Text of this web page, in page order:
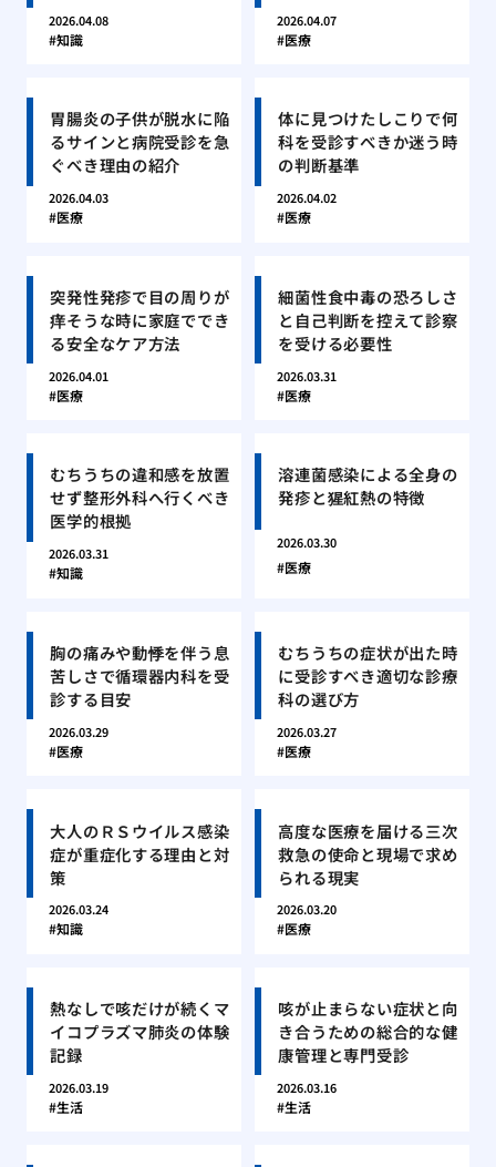
2026.04.08
知識
2026.04.07
医療
胃腸炎の子供が脱水に陥
るサインと病院受診を急
ぐべき理由の紹介
2026.04.03
医療
体に見つけたしこりで何
科を受診すべきか迷う時
の判断基準
2026.04.02
医療
突発性発疹で目の周りが
痒そうな時に家庭ででき
る安全なケア方法
2026.04.01
医療
細菌性食中毒の恐ろしさ
と自己判断を控えて診察
を受ける必要性
2026.03.31
医療
むちうちの違和感を放置
せず整形外科へ行くべき
医学的根拠
2026.03.31
知識
溶連菌感染による全身の
発疹と猩紅熱の特徴
2026.03.30
医療
胸の痛みや動悸を伴う息
苦しさで循環器内科を受
診する目安
2026.03.29
医療
むちうちの症状が出た時
に受診すべき適切な診療
科の選び方
2026.03.27
医療
大人のＲＳウイルス感染
症が重症化する理由と対
策
2026.03.24
知識
高度な医療を届ける三次
救急の使命と現場で求め
られる現実
2026.03.20
医療
熱なしで咳だけが続くマ
イコプラズマ肺炎の体験
記録
2026.03.19
生活
咳が止まらない症状と向
き合うための総合的な健
康管理と専門受診
2026.03.16
生活